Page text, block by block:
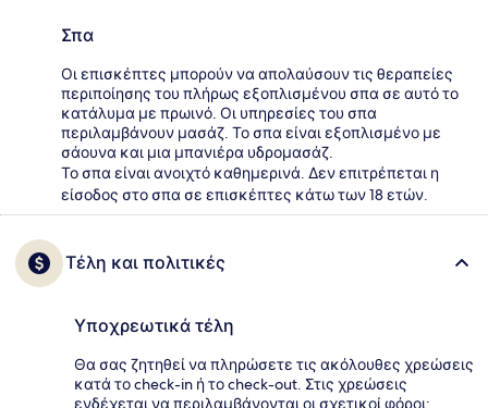
Σπα
Οι επισκέπτες μπορούν να απολαύσουν τις θεραπείες
περιποίησης του πλήρως εξοπλισμένου σπα σε αυτό το
κατάλυμα με πρωινό. Οι υπηρεσίες του σπα
περιλαμβάνουν μασάζ. Το σπα είναι εξοπλισμένο με
σάουνα και μια μπανιέρα υδρομασάζ.
Το σπα είναι ανοιχτό καθημερινά. Δεν επιτρέπεται η
είσοδος στο σπα σε επισκέπτες κάτω των 18 ετών.
Τέλη και πολιτικές
Υποχρεωτικά τέλη
Θα σας ζητηθεί να πληρώσετε τις ακόλουθες χρεώσεις
κατά το check-in ή το check-out. Στις χρεώσεις
ενδέχεται να περιλαμβάνονται οι σχετικοί φόροι: